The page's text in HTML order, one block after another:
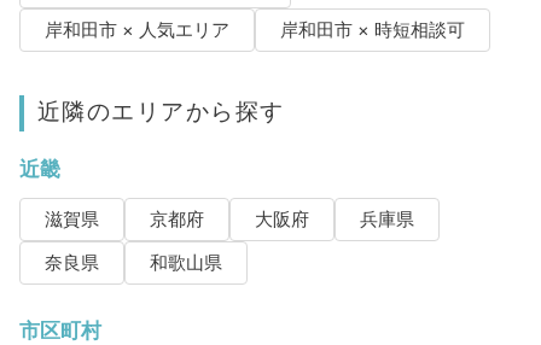
岸和田市 × 人気エリア
岸和田市 × 時短相談可
近隣のエリアから探す
近畿
滋賀県 京都府 大阪府
兵庫県
奈良県
和歌山県
市区町村